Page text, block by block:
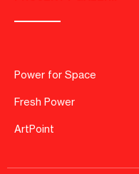
Power for Space
Fresh Power
ArtPoint